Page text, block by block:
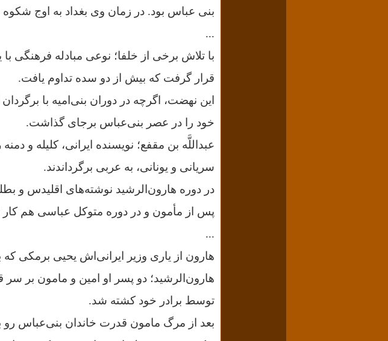
بنی عباس بود. در زمان وی بغداد به اوج
...
با تلاش برخى از خلفا؛ نوعی مبادله فرهنگى
قرار گرفت که بیش از دو سده تداوم یافت.
این نهضت، اگرچه در دوران بنى‏‌امیه با
خود را در عصر بنى‏‌عباس برجاى گذاشت.
عبداللَّه‏ بن مقفع؛ نویسنده ایرانى، کلیله و
سریانى و یونانى، به عربى برگرداندند.
در دوره هارون‌الرشید نوشته‌های اقلیدس و
پس از مأمون و در دوره متوکل عباسى هم کار
...
هارون از یاری وزیر ایرانی‌اش یحیی برمکی که
هارون‌الرشید؛ دو پسر او امین و مامون بر
توسط برادر خود کشته شد.
بعد از مرگ مامون قدرت خاندان بنی‌عباس رو